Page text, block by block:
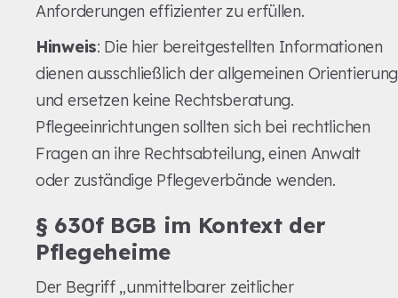
Anforderungen effizienter zu erfüllen.
Hinweis: Die hier bereitgestellten Informationen
dienen ausschließlich der allgemeinen Orientierung
und ersetzen keine Rechtsberatung.
Pflegeeinrichtungen sollten sich bei rechtlichen
Fragen an ihre Rechtsabteilung, einen Anwalt
oder zuständige Pflegeverbände wenden.
§ 630f BGB im Kontext der
Pflegeheime
Der Begriff „unmittelbarer zeitlicher